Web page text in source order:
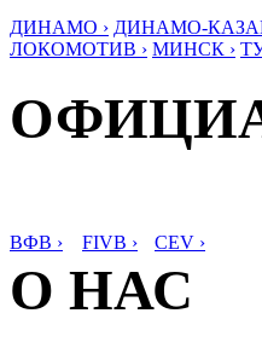
ДИНАМО › ДИНАМО-
ЛОКОМОТИВ › МИНСК ›
ВФВ › FIVB › CEV ›
О НАС